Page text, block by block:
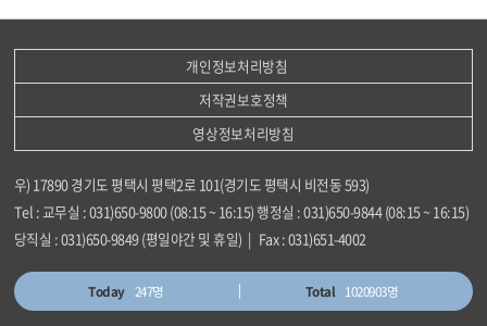
개인정보처리방침
저작권보호정책
영상정보처리방침
우) 17890 경기도 평택시 평택2로 101(경기도 평택시 비전동 593)
Tel : 교무실 : 031)650-9800 (08:15 ~ 16:15) 행정실 : 031)650-9844 (08:15 ~ 16:15)
당직실 : 031)650-9849 (평일야간 및 휴일) | Fax : 031)651-4002
Today 247명 Total 1020903명